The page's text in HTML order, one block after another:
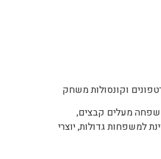
וקונסולות משחק
מעלים קבצים,
למשפחות גדולות, יוצרי